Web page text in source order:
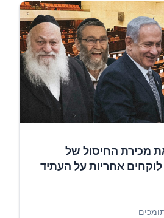
מכירת החיסול של
אחריות על העתיד